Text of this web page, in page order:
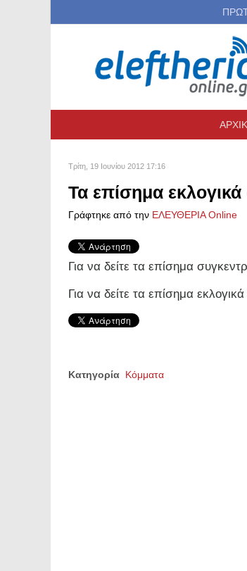
Τρίτη, 19 Ιουνίου 2012 17:16
Τα επίσημα
Γράφτηκε από την ΕΛΕΥΘΕΡΙΑ Online
Για να δείτε τα επίσημα
Για να δείτε τα επίσημα
Κατηγορία Κόμματα